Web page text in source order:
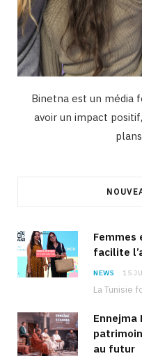
Binetna est un média
avoir un impact
Femmes
facilite
NEWS 15
Ennejma
au futur